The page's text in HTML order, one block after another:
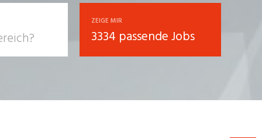
ZEIGE MIR
3334 passende Jobs